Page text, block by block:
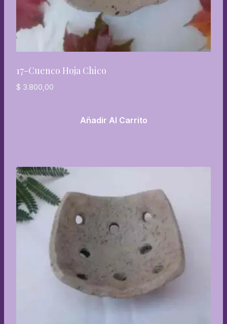
17-Cuenco Hoja Chico
$ 3.800,00
Añadir Al Carrito